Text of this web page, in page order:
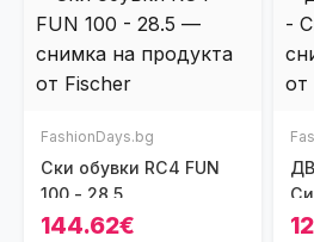
FashionDays.bg
Ски обувки RC4 FUN
100 - 28.5
144.62€